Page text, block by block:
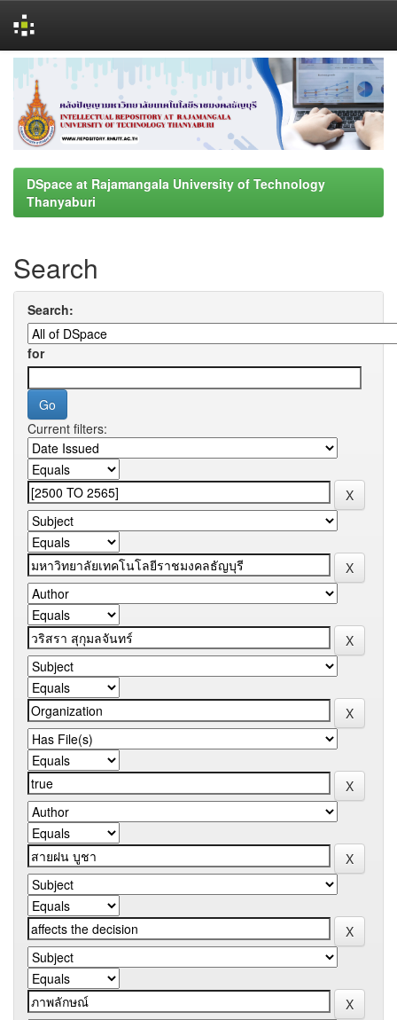
navigation
DSpace at Rajamangala University of Technology
Thanyaburi
Search
Search:
for
Current filters: